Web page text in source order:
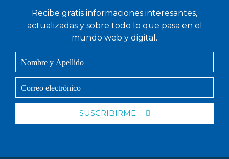
Recibe gratis informaciones interesantes,
actualizadas y sobre todo lo que pasa en el
mundo web y digital.
SUSCRIBIRME